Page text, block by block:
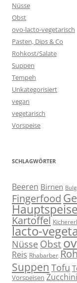
Nüsse
Obst
ovo-lacto-vegetarisch
Pasten, Dips & Co
Rohkost/Salate
Suppen
Tempeh
Unkategorisiert
vegan
vegetarisch
Vorspeise
SCHLAGWÖRTER
Beeren Birnen
Fingerfood
Kartoffel
lacto-
Nüsse Obst
Reis Rhabarber
Suppen Tofu
Vorspeisen Zucchini